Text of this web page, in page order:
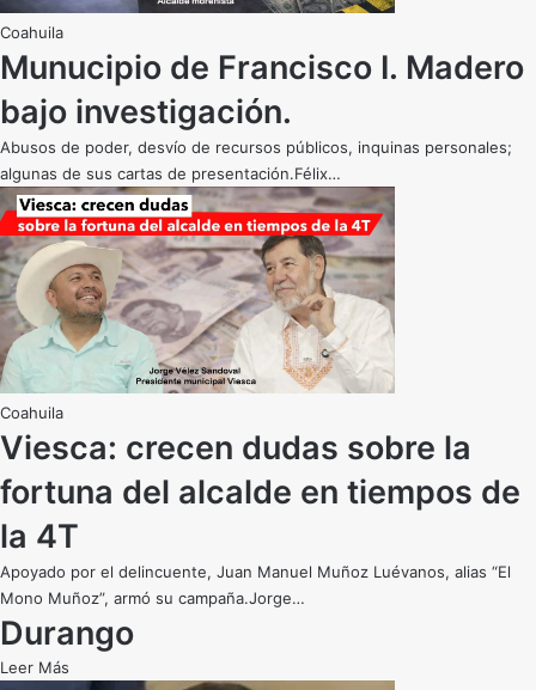
Coahuila
Munucipio de Francisco I. Madero
bajo investigación.
Abusos de poder, desvío de recursos públicos, inquinas personales;
algunas de sus cartas de presentación.Félix…
Coahuila
Viesca: crecen dudas sobre la
fortuna del alcalde en tiempos de
la 4T
Apoyado por el delincuente, Juan Manuel Muñoz Luévanos, alias “El
Mono Muñoz”, armó su campaña.Jorge…
Durango
Leer Más